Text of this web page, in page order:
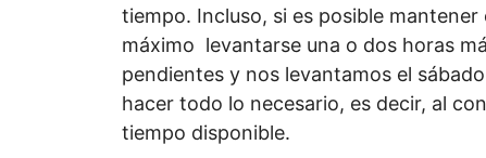
tiempo. Incluso, si es posible
máximo levantarse una o dos horas
pendientes y nos levantamos el
hacer todo lo necesario, es decir, al
tiempo disponible.